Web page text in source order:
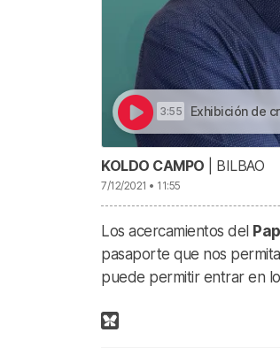
3:55 Exhibición de
KOLDO CAMPO | BILBAO
7/12/2021 • 11:55
Los acercamientos del
pasaporte que nos
puede permitir entrar en